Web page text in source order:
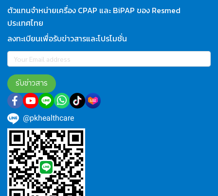
ตัวแทนจำหน่ายเครื่อง CPAP และ BiPAP ของ Resmed
ประเทศไทย
ลงทะเบียนเพื่อรับข่าวสารและโปรโมชั่น
รับข่าวสาร
@pkhealthcare